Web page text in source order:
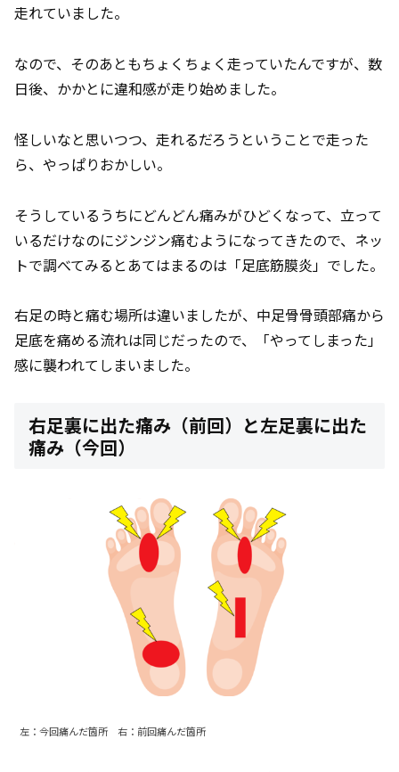
走れていました。
なので、そのあともちょくちょく走っていたんですが、数
日後、かかとに違和感が走り始めました。
怪しいなと思いつつ、走れるだろうということで走った
ら、やっぱりおかしい。
そうしているうちにどんどん痛みがひどくなって、立って
いるだけなのにジンジン痛むようになってきたので、ネッ
トで調べてみるとあてはまるのは「足底筋膜炎」でした。
右足の時と痛む場所は違いましたが、中足骨骨頭部痛から
足底を痛める流れは同じだったので、「やってしまった」
感に襲われてしまいました。
右足裏に出た痛み（前回）と左足裏に出た
痛み（今回）
左：今回痛んだ箇所 右：前回痛んだ箇所